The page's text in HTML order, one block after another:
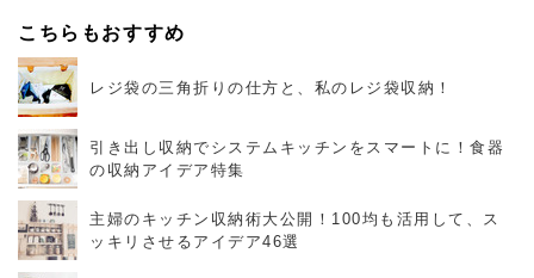
こちらもおすすめ
レジ袋の三角折りの仕方と、私のレジ袋収納！
引き出し収納でシステムキッチンをスマートに！食器
の収納アイデア特集
主婦のキッチン収納術大公開！100均も活用して、ス
ッキリさせるアイデア46選